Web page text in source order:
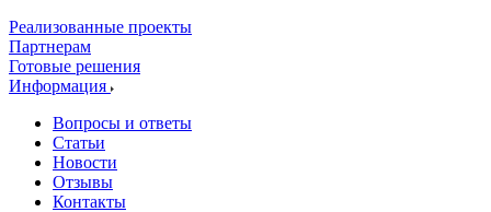
Реализованные проекты
Партнерам
Готовые решения
Информация
Вопросы и ответы
Статьи
Новости
Отзывы
Контакты